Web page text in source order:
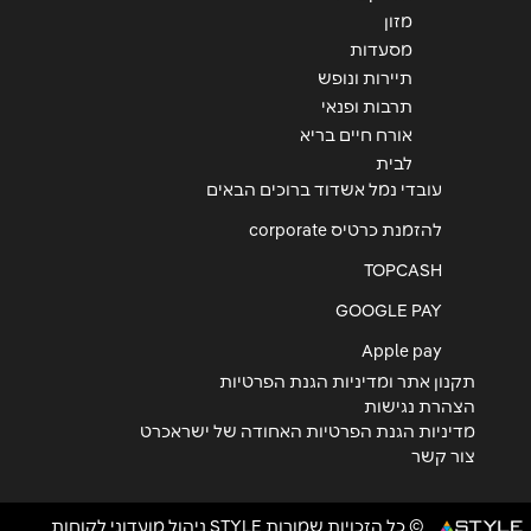
מזון
מסעדות
תיירות ונופש
תרבות ופנאי
אורח חיים בריא
לבית
עובדי נמל אשדוד ברוכים הבאים
להזמנת כרטיס corporate
TOPCASH
GOOGLE PAY
Apple pay
תקנון אתר ומדיניות הגנת הפרטיות
הצהרת נגישות
מדיניות הגנת הפרטיות האחודה של ישראכרט
צור קשר
© כל הזכויות שמורות STYLE ניהול מועדוני לקוחות